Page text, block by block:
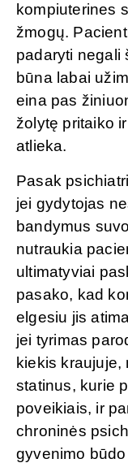
kompiuterines
žmogų.
padaryti negali
būna labai
eina pas
žolytę pritaiko
atlieka.
Pasak
jei gydytojas
bandymus
nutraukia
ultimatyviai
pasako, kad
elgesiu jis
jei tyrimas
kiekis kraujuje,
statinus, kurie
poveikiais, ir
chroninės
gyvenimo